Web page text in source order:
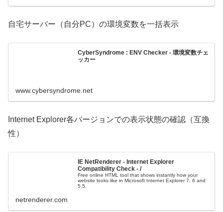
自宅サーバー（自分PC）の環境変数を一括表示
CyberSyndrome : ENV Checker - 環境変数チェ
ッカー
www.cybersyndrome.net
Internet Explorer各バージョンでの表示状態の確認（互換
性）
IE NetRenderer - Internet Explorer
Compatibility Check - /
Free online HTML tool that shows instantly how your
website looks like in Microsoft Internet Explorer 7, 6 and
5.5.
netrenderer.com